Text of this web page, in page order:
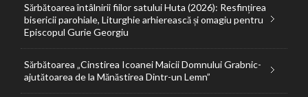
Sărbătoarea întâlnirii fiilor satului Huta (2026): Resfințirea
bisericii parohiale, Liturghie arhierească și omagiu pentru
Episcopul Gurie Georgiu
Sărbătoarea „Cinstirea Icoanei Maicii Domnului Grabnic-
ajutătoarea de la Mănăstirea Dintr-un Lemn”